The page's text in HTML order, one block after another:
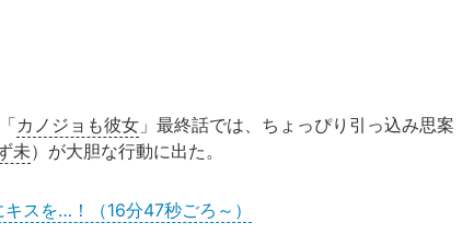
カノジョも彼女 」最終話では、ちょっぴり引っ込み思案
未）が大胆な行動に出た。
スを…！（16分47秒ごろ～）